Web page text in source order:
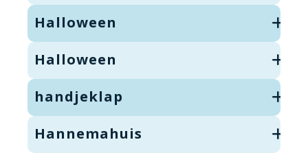
Halloween
Halloween
handjeklap
Hannemahuis